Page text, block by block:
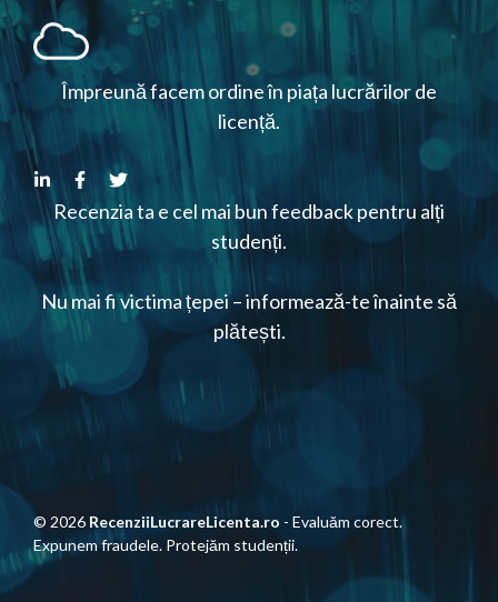
Împreună facem ordine în piața lucrărilor de
licență.
Recenzia ta e cel mai bun feedback pentru alți
studenți.
Nu mai fi victima țepei – informează-te înainte să
plătești.
© 2026 RecenziiLucrareLicenta.ro - Evaluăm corect.
Expunem fraudele. Protejăm studenții.